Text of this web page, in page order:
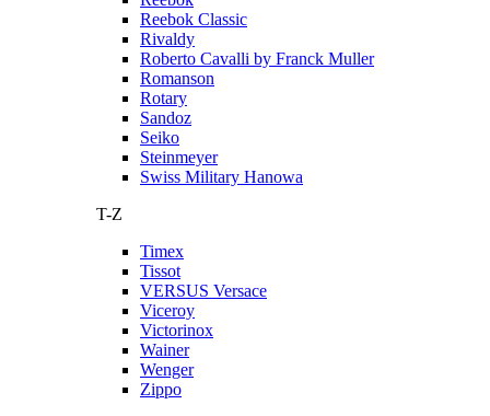
Reebok Classic
Rivaldy
Roberto Cavalli by Franck Muller
Romanson
Rotary
Sandoz
Seiko
Steinmeyer
Swiss Military Hanowa
T-Z
Timex
Tissot
VERSUS Versace
Viceroy
Victorinox
Wainer
Wenger
Zippo